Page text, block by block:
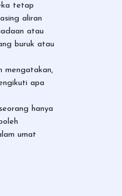
tetap
aliran
atau
buruk atau
mengatakan,
apa
hanya
umat